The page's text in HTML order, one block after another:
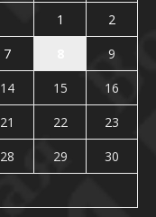
1
2
7
9
14 15
16
21 22
23
28 29
30